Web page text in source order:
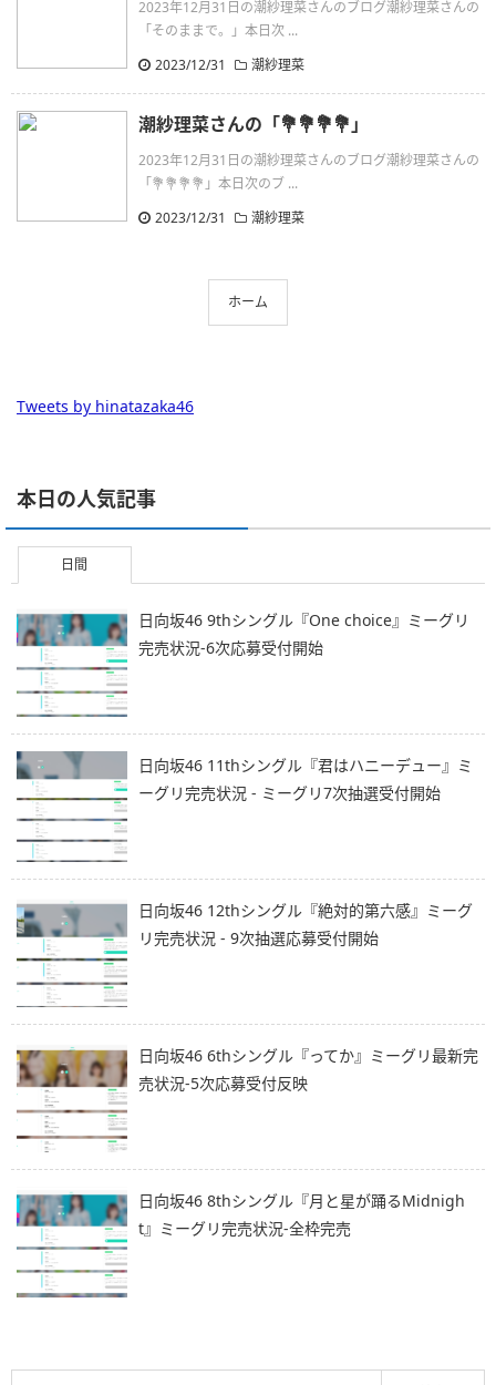
2023年12月31日の潮紗理菜さんのブログ潮紗理菜さんの
「そのままで。」本日次 ...
2023/12/31
潮紗理菜
潮紗理菜さんの「💐💐💐💐」
2023年12月31日の潮紗理菜さんのブログ潮紗理菜さんの
「💐💐💐💐」本日次のブ ...
2023/12/31
潮紗理菜
ホーム
Tweets by hinatazaka46
本日の人気記事
日間
日向坂46 9thシングル『One choice』ミーグリ
完売状況-6次応募受付開始
日向坂46 11thシングル『君はハニーデュー』ミ
ーグリ完売状況 - ミーグリ7次抽選受付開始
日向坂46 12thシングル『絶対的第六感』ミーグ
リ完売状況 - 9次抽選応募受付開始
日向坂46 6thシングル『ってか』ミーグリ最新完
売状況-5次応募受付反映
日向坂46 8thシングル『月と星が踊るMidnigh
t』ミーグリ完売状況-全枠完売